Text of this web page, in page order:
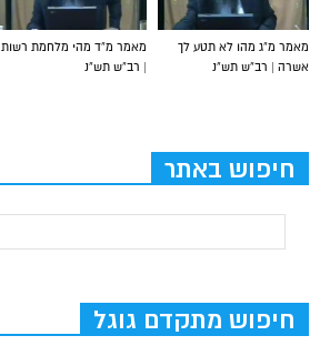
מאמר מ”ד מהי מלחמת רשות
| רב”ש תש”נ
מאמר מ”ג מהו לא תטע לך
אשרה | רב”ש תש”נ
חיפוש באתר
חיפוש מתקדם גוגל